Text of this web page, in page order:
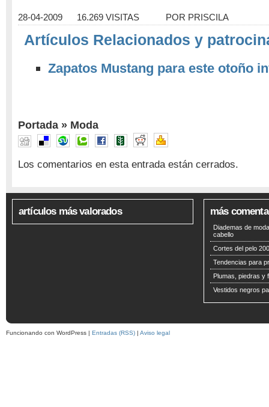
28-04-2009 16.269 VISITAS POR PRISCILA
Artículos Relacionados y
Zapatos Mustang para este otoño
Portada » Moda
Los comentarios en esta entrada están cerrados.
artículos más valorados más
Diademas de
cabello
Cortes del pelo
Tendencias para
Plumas, piedras y
Vestidos negros
Funcionando con WordPress | Entradas (RSS) | Aviso legal